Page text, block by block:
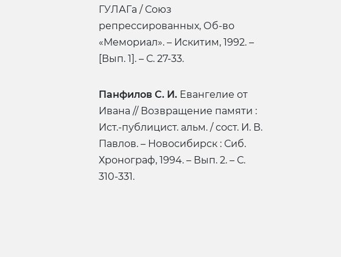
ГУЛАГа / Союз
репрессированных, Об-во
«Мемориал». – Искитим, 1992. –
[Вып. 1]. – С. 27-33.
Панфилов С. И. Евангелие от
Ивана // Возвращение памяти :
Ист.-публицист. альм. / сост. И. В.
Павлов. – Новосибирск : Сиб.
Хронограф, 1994. – Вып. 2. – С.
310-331.